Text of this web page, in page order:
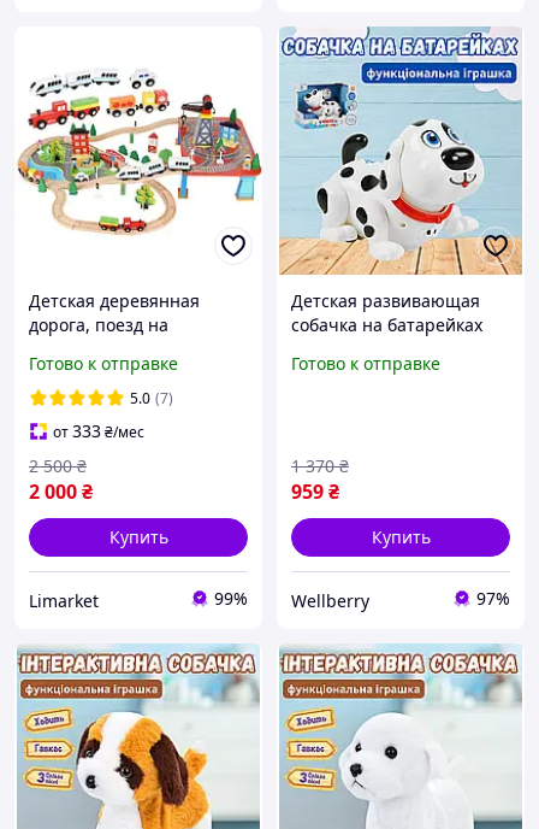
Детская деревянная
дорога, поезд на
3.3 м, детская дорога,
детская железная дорога
Готово к отправке
5.0 (7)
от333₴/мес
2 000₴
2 500 ₴
Купить
Limarket 99%
Детская развивающая
собачка на батарейках
интерактивная игрушка
Готово к отправке
959₴
1 370 ₴
Купить
Wellberry 97%